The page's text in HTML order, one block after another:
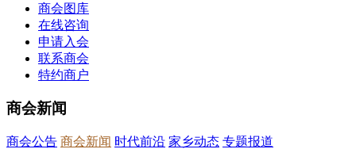
商会图库
在线咨询
申请入会
联系商会
特约商户
商会新闻
商会公告 商会新闻 时代前沿 家乡动态 专题报道